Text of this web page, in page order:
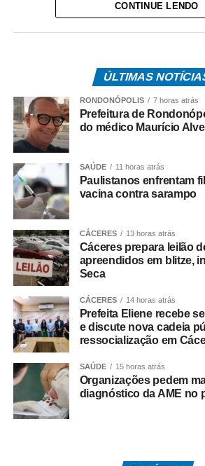
A prefeita de Cáceres, Eliene Liberato
seu gabinete o secretário de Estado
Grosso, Valter Furtado Filho, e o
Administração Penitenciária, Jean
para uma visita institucional e o
voltadas ao sistema prisional no
O encontro contou ainda com a
prefeito Luiz Landim, representantes
Cáceres e secretários municipais.
Entre os principais assuntos tratados
de uma nova Cadeia Pública em
empreendimento que deverá ampliar e
estrutura penitenciária do município,
melhores condições de
fortalecendo as políticas de segurança
Durante a reunião, os representantes
Mato Grosso também reforçaram a
políticas de ressocialização,
preparação para o mercado de
CONTINUE LENDO
ÚLTIMAS
RONDONÓPOLIS 7 horas atrás
Prefeitura de
do médico Maurício
SAÚDE 11 horas atrás
Paulistanos enfrentam
vacina contra sarampo
CÁCERES 13 horas atrás
Cáceres prepara leilão
apreendidos em blitze,
Seca
CÁCERES 14 horas atrás
Prefeita Eliene recebe
e discute nova cadeia
ressocialização em
SAÚDE 15 horas atrás
Organizações pedem
diagnóstico da AME no